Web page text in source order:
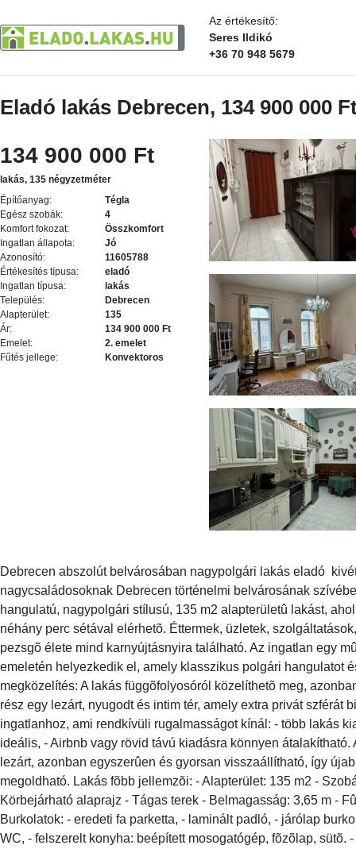
Az értékesítő:
Seres Ildikó
+36 70 948 5679
Eladó lakás Debrecen, 134 900 000
134 900 000 Ft
lakás, 135 négyzetméter
Építőanyag:
Tégla
Egész szobák:
4
Komfort fokozat:
Összkomfort
Ingatlan állapota:
Jó
Azonosító:
11605788
Értékesítés típusa:
eladó
Ingatlan típusa:
lakás
Település:
Debrecen
Alapterület:
135
Ár:
134 900 000 Ft
Emelet:
2. emelet
Fűtés jellege:
Konvektoros
Debrecen abszolút belvárosában nagypolgári lakás eladó 
nagycsaládosoknak Debrecen történelmi belvárosának
hangulatú, nagypolgári stílusú, 135 m2 alapterületû lakást,
néhány perc sétával elérhetõ. Éttermek, üzletek,
pezsgõ élete mind karnyújtásnyira található. Az ingatlan egy
emeletén helyezkedik el, amely klasszikus polgári hangulatot
megközelítés: A lakás függõfolyosóról közelíthetõ meg,
rész egy lezárt, nyugodt és intim tér, amely extra privát szférát
ingatlanhoz, ami rendkívüli rugalmasságot kínál: - több lakás
ideális, - Airbnb vagy rövid távú kiadásra könnyen
lezárt, azonban egyszerûen és gyorsan visszaállítható, így
megoldható. Lakás fõbb jellemzõi: - Alapterület: 135 m2 -
Körbejárható alaprajz - Tágas terek - Belmagasság: 3,65 m -
Burkolatok: - eredeti fa parketta, - laminált padló, - járólap
WC, - felszerelt konyha: beépített mosogatógép, fõzõlap, sütõ.